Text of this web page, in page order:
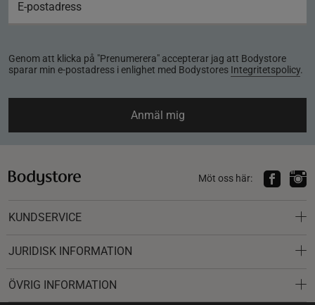
Genom att klicka på "Prenumerera" accepterar jag att Bodystore
sparar min e-postadress i enlighet med Bodystores Integritetspolicy.
Anmäl mig
Möt oss här:
KUNDSERVICE
JURIDISK INFORMATION
ÖVRIG INFORMATION